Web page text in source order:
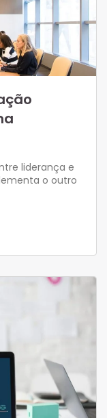
liderança e
o outro